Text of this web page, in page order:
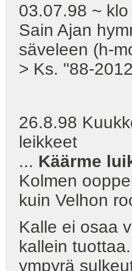
03.07.98 ~
Sain Ajan
säveleen (h-
> Ks. "88-
26.8.98
leikkeet
... Käärme
Kolmen
kuin Velhon
Kalle ei osaa
kallein
ympyrä